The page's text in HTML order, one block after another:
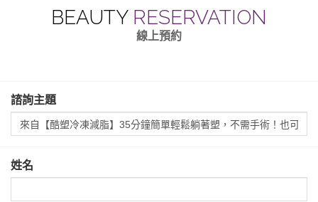
BEAUTY RESERVATION
線上預約
諮詢主題
姓名